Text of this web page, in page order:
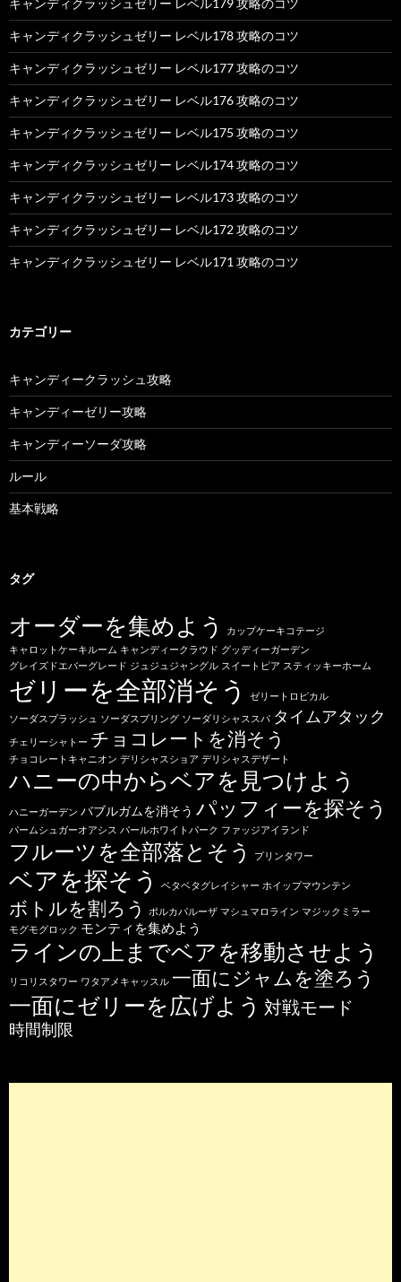
キャンディクラッシュゼリー レベル179 攻略のコツ
キャンディクラッシュゼリー レベル178 攻略のコツ
キャンディクラッシュゼリー レベル177 攻略のコツ
キャンディクラッシュゼリー レベル176 攻略のコツ
キャンディクラッシュゼリー レベル175 攻略のコツ
キャンディクラッシュゼリー レベル174 攻略のコツ
キャンディクラッシュゼリー レベル173 攻略のコツ
キャンディクラッシュゼリー レベル172 攻略のコツ
キャンディクラッシュゼリー レベル171 攻略のコツ
カテゴリー
キャンディークラッシュ攻略
キャンディーゼリー攻略
キャンディーソーダ攻略
ルール
基本戦略
タグ
オーダーを集めよう
カップケーキコテージ
キャロットケーキルーム キャンディークラウド グッディーガーデン
グレイズドエバーグレード ジュジュジャングル スイートピア スティッキーホーム
ゼリーを全部消そう
ゼリートロピカル
ソーダスプラッシュ ソーダスプリング ソーダリシャススパ タイムアタック
チェリーシャトー チョコレートを消そう
チョコレートキャニオン デリシャスショア デリシャスデザート
ハニーの中からベアを見つけよう
ハニーガーデン バブルガムを消そう パッフィーを探そう
パームシュガーオアシス パールホワイトパーク ファッジアイランド
フルーツを全部落とそう プリンタワー
ベアを探そう ベタベタグレイシャー ホイップマウンテン
ボトルを割ろう ポルカパルーザ マシュマロライン マジックミラー
モグモグロック モンティを集めよう
ラインの上までベアを移動させよう
リコリスタワー ワタアメキャッスル 一面にジャムを塗ろう
一面にゼリーを広げよう 対戦モード
時間制限